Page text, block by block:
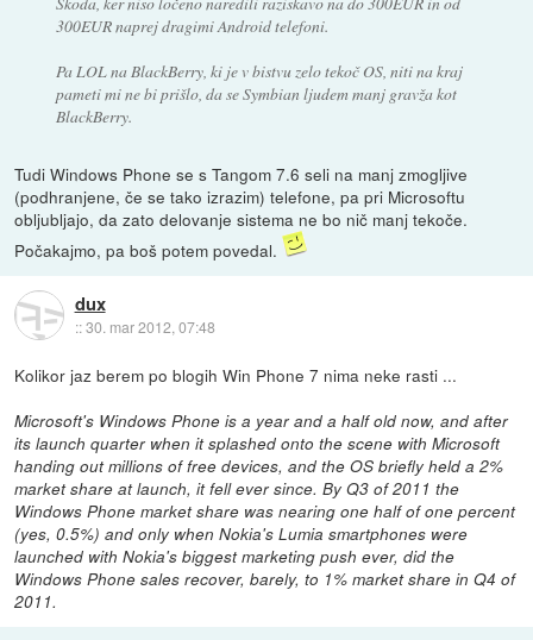
300EUR naprej dragimi Android telefoni.
Pa LOL na BlackBerry, ki je v bistvu zelo tekoč OS, niti na kraj
pameti mi ne bi prišlo, da se Symbian ljudem manj gravža kot
BlackBerry.
Tudi Windows Phone se s Tangom 7.6 seli na manj zmogljive
(podhranjene, če se tako izrazim) telefone, pa pri Microsoftu
obljubljajo, da zato delovanje sistema ne bo nič manj tekoče.
Počakajmo, pa boš potem povedal.
dux
::30. mar 2012, 07:48
Kolikor jaz berem po blogih Win Phone 7 nima neke rasti ...
Microsoft's Windows Phone is a year and a half old now, and after
its launch quarter when it splashed onto the scene with Microsoft
handing out millions of free devices, and the OS briefly held a 2%
market share at launch, it fell ever since. By Q3 of 2011 the
Windows Phone market share was nearing one half of one percent
(yes, 0.5%) and only when Nokia's Lumia smartphones were
launched with Nokia's biggest marketing push ever, did the
Windows Phone sales recover, barely, to 1% market share in Q4 of
2011.